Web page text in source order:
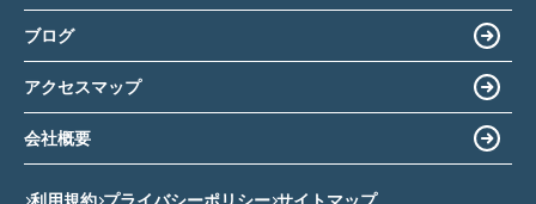
ブログ
アクセスマップ
会社概要